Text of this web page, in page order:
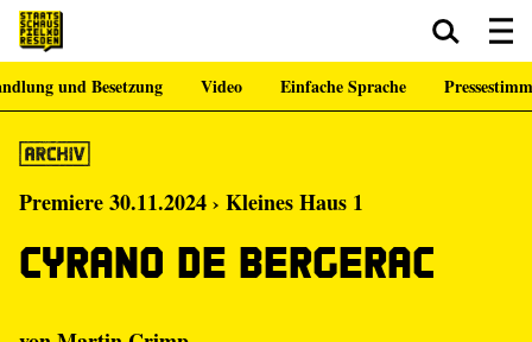
Zum Hauptinhalt springen Zum Footer springen
und Besetzung Video Einfache Sprache
Premiere 30.11.2024 › Kleines Haus 1
Cyrano de Bergerac